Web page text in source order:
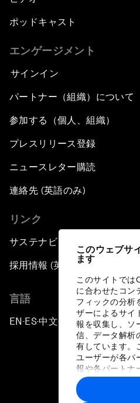
このウェブサ
ます
このサイトでは
に合わせたコン
フィックの分析
ザーによるサイ
報を収集し、ソ
信、データ解析
有しています。
ユーザーが各パ
報や各パートナ
に収集された情
トナーによって
ポッドキャスト
エンゲージメント
サインイン
パートナー（組織）について
参加する（個人、組織）
プレスリリース登録
ニュースレター購読
連絡先 (英語のみ)
リンク
サステナビリティへの取り組み
採用情報 (英語のみ)
言語
EN ▪ES▪中文▪ 日本語
プライバシーポリ